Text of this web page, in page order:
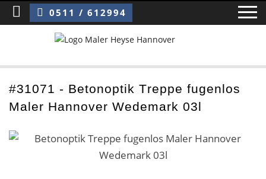
Sie sind hier:Betonoptik Treppe fugenlos Maler Hannover Wedemark 03l
0511 / 612994
Home
Blog
Über uns ›
#31071 - Betonoptik Treppe fugenlos
Maler Hannover Wedemark 03l